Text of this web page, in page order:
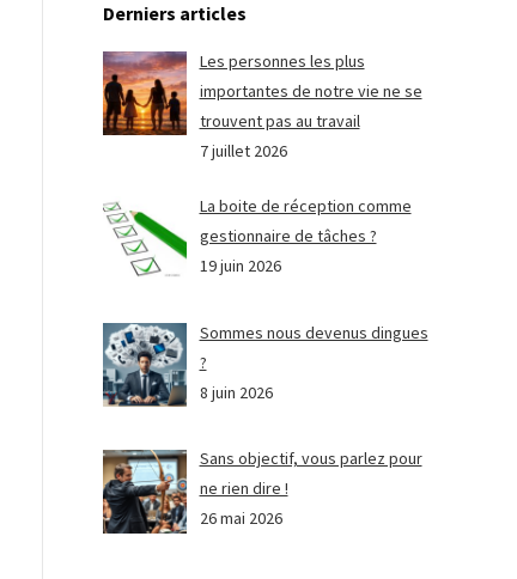
Derniers articles
Les personnes les plus
importantes de notre vie ne se
trouvent pas au travail
7 juillet 2026
La boite de réception comme
gestionnaire de tâches ?
19 juin 2026
Sommes nous devenus dingues
?
8 juin 2026
Sans objectif, vous parlez pour
ne rien dire !
26 mai 2026